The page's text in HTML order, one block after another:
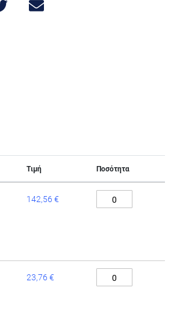
Τιμή Ποσότητα
142,56 €
23,76 €